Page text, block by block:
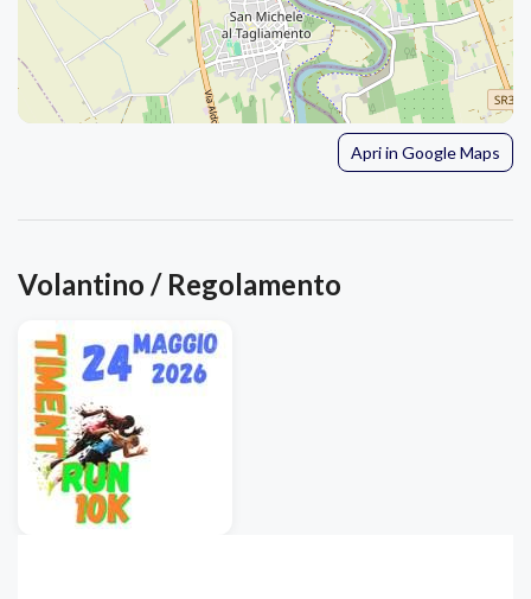
Apri in Google Maps
Volantino / Regolamento